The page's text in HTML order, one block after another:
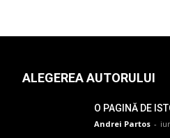
ALEGEREA AUTORULUI
O PAGINĂ DE
Andrei Partos -